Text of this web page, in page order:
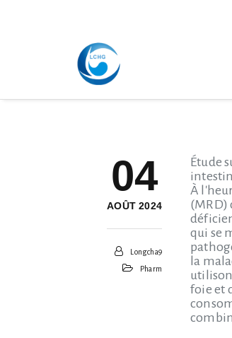
04
AOÛT 2024
Longcha9
Pharm
Étude
À
(MRD)
qui se
la
foie et